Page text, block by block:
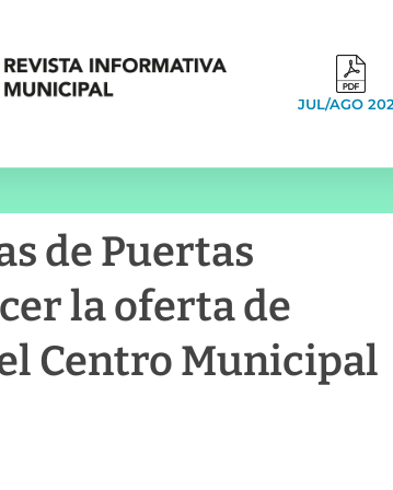
JUL/AGO
de Puertas
la oferta de
Centro Municipal